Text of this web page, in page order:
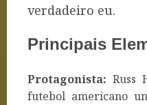
verdadeiro eu.
Principais
Protagonista: Russ
futebol americano